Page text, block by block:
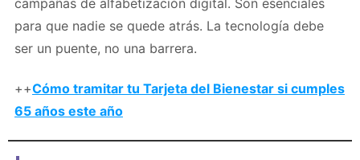
para que nadie se quede atrás. La tecnología debe
ser un puente, no una barrera.
++Cómo tramitar tu Tarjeta del Bienestar si cumples
65 años este año